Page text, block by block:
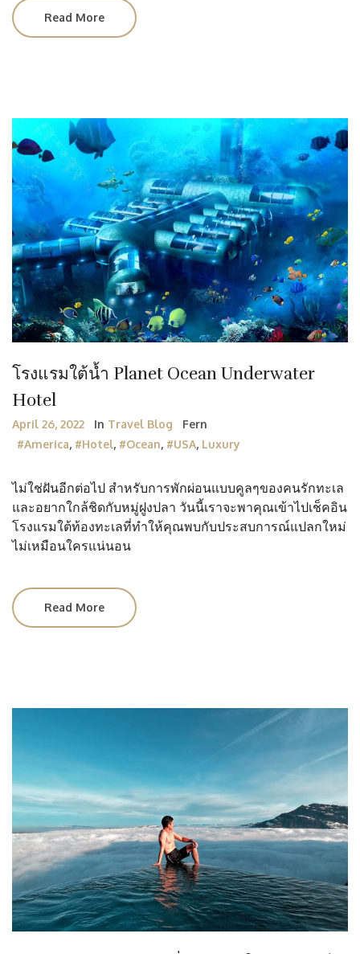
Read More
โรงแรมใต้น้ำ Planet Ocean Underwater
Hotel
April 26, 2022 In Travel Blog
Fern
#America, #Hotel, #Ocean, #USA, Luxury
ไม่ใช่ฝันอีกต่อไป สำหรับการพักผ่อนแบบคูลๆของคนรักทะเล
และอยากใกล้ชิดกับหมู่ฝูงปลา วันนี้เราจะพาคุณเข้าไปเช็คอิน
โรงแรมใต้ท้องทะเลที่ทำให้คุณพบกับประสบการณ์แปลกใหม่
ไม่เหมือนใครแน่นอน
Read More